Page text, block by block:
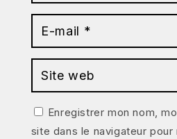
Enregistrer mon nom,
site dans le navigateur pour